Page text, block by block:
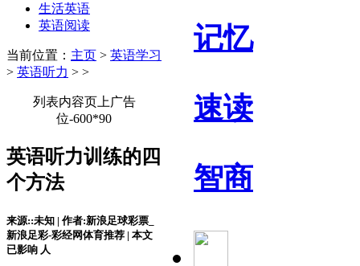
记忆
速读
智商
生活英语
英语阅读
当前位置： 主页 > 英语学习
> 英语听力 > >
列表内容页上广告
位-600*90
英语听力训练的四
个方法
来源::未知 | 作者:新浪足球彩票_
新浪足彩-彩经网体育推荐 | 本文
已影响 人